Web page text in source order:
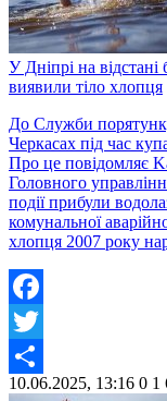
У Дніпрі на відстані
виявили тіло хлопця
До Служби
Черкасах під час
Про це повідомляє
Головного
події прибули
комунальної
хлопця 2007 року
Facebook
Twitter
Share
10.06.2025, 13:16 0 1